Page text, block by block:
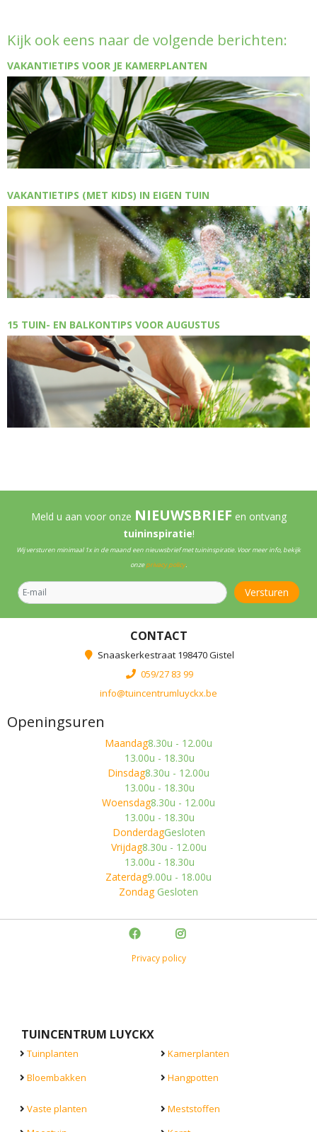
Kijk ook eens naar de volgende berichten:
VAKANTIETIPS VOOR JE KAMERPLANTEN
VAKANTIETIPS (MET KIDS) IN EIGEN TUIN
15 TUIN- EN BALKONTIPS VOOR AUGUSTUS
Meld u aan voor onze NIEUWSBRIEF en ontvang
tuininspiratie!
Wij versturen minimaal 1x in de maand een nieuwsbrief met tuininspiratie. Voor meer info, bekijk
onzeprivacy policy.
CONTACT
Snaaskerkestraat 198470 Gistel
059/27 83 99
info@tuincentrumluyckx.be
Openingsuren
Maandag8.30u - 12.00u
13.00u - 18.30u
Dinsdag8.30u - 12.00u
13.00u - 18.30u
Woensdag8.30u - 12.00u
13.00u - 18.30u
DonderdagGesloten
Vrijdag8.30u - 12.00u
13.00u - 18.30u
Zaterdag9.00u - 18.00u
Zondag Gesloten
Privacy policy
TUINCENTRUM LUYCKX
Tuinplanten
Kamerplanten
Bloembakken
Hangpotten
Vaste planten
Meststoffen